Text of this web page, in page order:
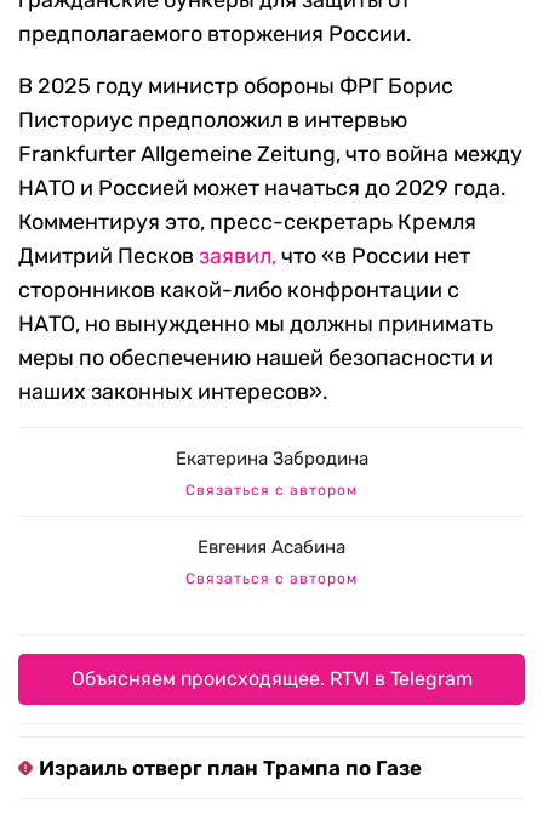
предполагаемого вторжения России.
В 2025 году министр обороны ФРГ Борис
Писториус предположил в интервью
Frankfurter Allgemeine Zeitung, что война между
НАТО и Россией может начаться до 2029 года.
Комментируя это, пресс-секретарь Кремля
Дмитрий Песков заявил,что «в России нет
сторонников какой-либо конфронтации с
НАТО, но вынужденно мы должны принимать
меры по обеспечению нашей безопасности и
наших законных интересов».
Екатерина Забродина
Связаться с автором
Евгения Асабина
Связаться с автором
Объясняем происходящее. RTVI в Telegram
Израиль отверг план Трампа по Газе